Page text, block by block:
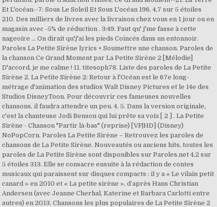
Et L'océan--7: Sous Le Soleil Et Sous L'océan 196. 4,7 sur 5 étoiles
210. Des milliers de livres avec la livraison chez vous en 1 jour ou en
magasin avec -5% de réduction . 3:49. Faut qu' j'me fasse à cette
nageoire ... On dirait qu'j'ai les pieds Coincés dans un entonnoir.
Paroles La Petite Sirène lyrics + Soumettre une chanson. Paroles de
la chanson Ce Grand Moment par La Petite Sirène 2 [Mélodie]
D'accord, je me calme ! 11. titesoph78. Liste des paroles de La Petite
Sirène 2. La Petite Sirène 2: Retour à l'Océan est le 67e long-
métrage d'animation des studios Walt Disney Pictures et le 14e des
Studios DisneyToon. Pour découvrir ces fameuses nouvelles
chansons, il faudra attendre un peu. 4. 5. Dans la version originale,
c'est la chanteuse Jodi Benson qui lui prête sa voix [ 2 ] . La Petite
Sirène - Chanson "Partir là-bas" (reprise) [VF|HD] (Disney)
NoPopCorn. Paroles La Petite Sirène – Retrouvez les paroles de
chansons de La Petite Sirène. Nouveautés ou anciens hits, toutes les
paroles de La Petite Sirène sont disponibles sur Paroles.net 4,2 sur
5 étoiles 313. Elle se consacre ensuite à la rédaction de contes
musicaux qui paraissent sur disques compacts : il y a « Le vilain petit
canard » en 2010 et « La petite sirène », d’après Hans Christian
Andersen (avec Jeanne Cherhal, Katerine et Barbara Carlotti entre
autres) en 2013. Chansons les plus populaires de La Petite Sirène 2